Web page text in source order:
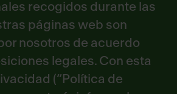
recogidos durante las
páginas web son
nosotros de acuerdo
legales. Con esta
(“Política de